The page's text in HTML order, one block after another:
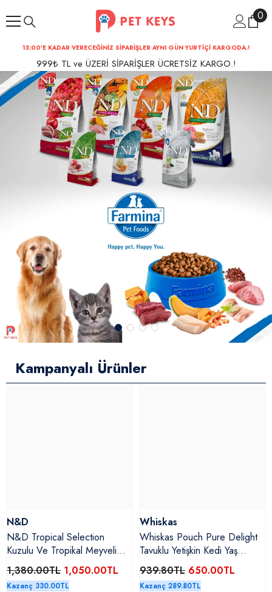
00
15:00'E KADAR VERECEĞİNİZ SİPARİŞLER AYNI GÜN YURTİÇİ KARGODA.!
999₺ TL ve ÜZERİ SİPARİŞLER ÜCRETSİZ KARGO.!
Kampanyalı Ürünler
N&D
N&D Tropical Selection
Kuzulu Ve Tropikal Meyveli
Mini Irk Yetişkin Köpek Kuru
Maması 1,5 Kg
1,380.00TL 1,050.00TL
Kazanç 330.00TL
Whiskas
Whiskas Pouch Pure Delight
Tavuklu Yetişkin Kedi Yaş
Maması 28 X 85 Gr
939.80TL 650.00TL
Kazanç 289.80TL